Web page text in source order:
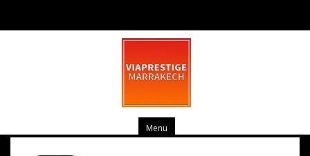
Menu
Villa façade arriere 62
0 commentaire